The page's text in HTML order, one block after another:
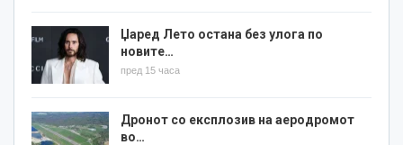
Џаред Лето остана без улога по
новите…
пред 15 часа
Дронот со експлозив на аеродромот
во…